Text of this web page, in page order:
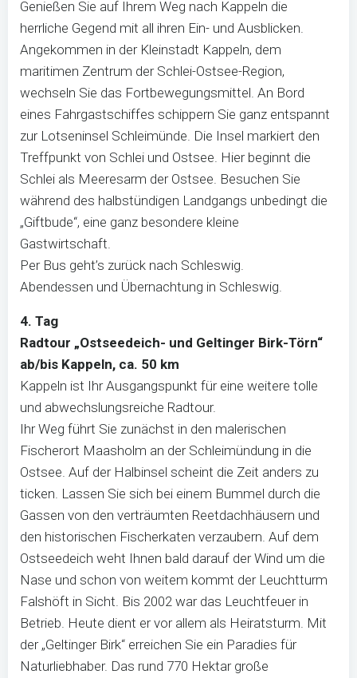
Genießen Sie auf Ihrem Weg nach Kappeln die
herrliche Gegend mit all ihren Ein- und Ausblicken.
Angekommen in der Kleinstadt Kappeln, dem
maritimen Zentrum der Schlei-Ostsee-Region,
wechseln Sie das Fortbewegungsmittel. An Bord
eines Fahrgastschiffes schippern Sie ganz entspannt
zur Lotseninsel Schleimünde. Die Insel markiert den
Treffpunkt von Schlei und Ostsee. Hier beginnt die
Schlei als Meeresarm der Ostsee. Besuchen Sie
während des halbstündigen Landgangs unbedingt die
„Giftbude“, eine ganz besondere kleine
Gastwirtschaft.
Per Bus geht’s zurück nach Schleswig.
Abendessen und Übernachtung in Schleswig.
4. Tag
Radtour „Ostseedeich- und Geltinger Birk-Törn“
ab/bis Kappeln, ca. 50 km
Kappeln ist Ihr Ausgangspunkt für eine weitere tolle
und abwechslungsreiche Radtour.
Ihr Weg führt Sie zunächst in den malerischen
Fischerort Maasholm an der Schleimündung in die
Ostsee. Auf der Halbinsel scheint die Zeit anders zu
ticken. Lassen Sie sich bei einem Bummel durch die
Gassen von den verträumten Reetdachhäusern und
den historischen Fischerkaten verzaubern. Auf dem
Ostseedeich weht Ihnen bald darauf der Wind um die
Nase und schon von weitem kommt der Leuchtturm
Falshöft in Sicht. Bis 2002 war das Leuchtfeuer in
Betrieb. Heute dient er vor allem als Heiratsturm. Mit
der „Geltinger Birk“ erreichen Sie ein Paradies für
Naturliebhaber. Das rund 770 Hektar große